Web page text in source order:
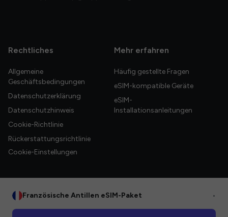
Rechtliches
Allgemeine
Geschäftsbedingungen
Datenschutzerklärung
Datenschutzhinweis
Cookie-Richtlinie
Rückerstattungsrichtlinie
Cookie-Einstellungen
Mehr erfahren
Häufig gestellte Fragen
eSIM-kompatible Geräte
eSIM-
Installationsanleitungen
Französische Antillen eSIM-Paket •